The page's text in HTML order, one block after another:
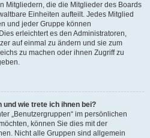
Mitgliedern, die die Mitglieder des Boards
Einheiten aufteilt. Jedes Mitglied
und jeder Gruppe können
erleichtert es den Administratoren,
auf einmal zu ändern und sie zum
zu machen oder ihnen Zugriff zu
und wie trete ich ihnen bei?
„Benutzergruppen“ im persönlichen
können Sie dies mit der
Nicht alle Gruppen sind allgemein